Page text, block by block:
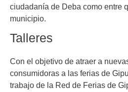
ciudadanía de Deba como entre
municipio.
Talleres
Con el objetivo de atraer a
consumidoras a las ferias de
trabajo de la Red de Ferias de